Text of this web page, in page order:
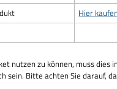
Hier
nutzen zu können, muss dies
sein. Bitte achten Sie darauf,